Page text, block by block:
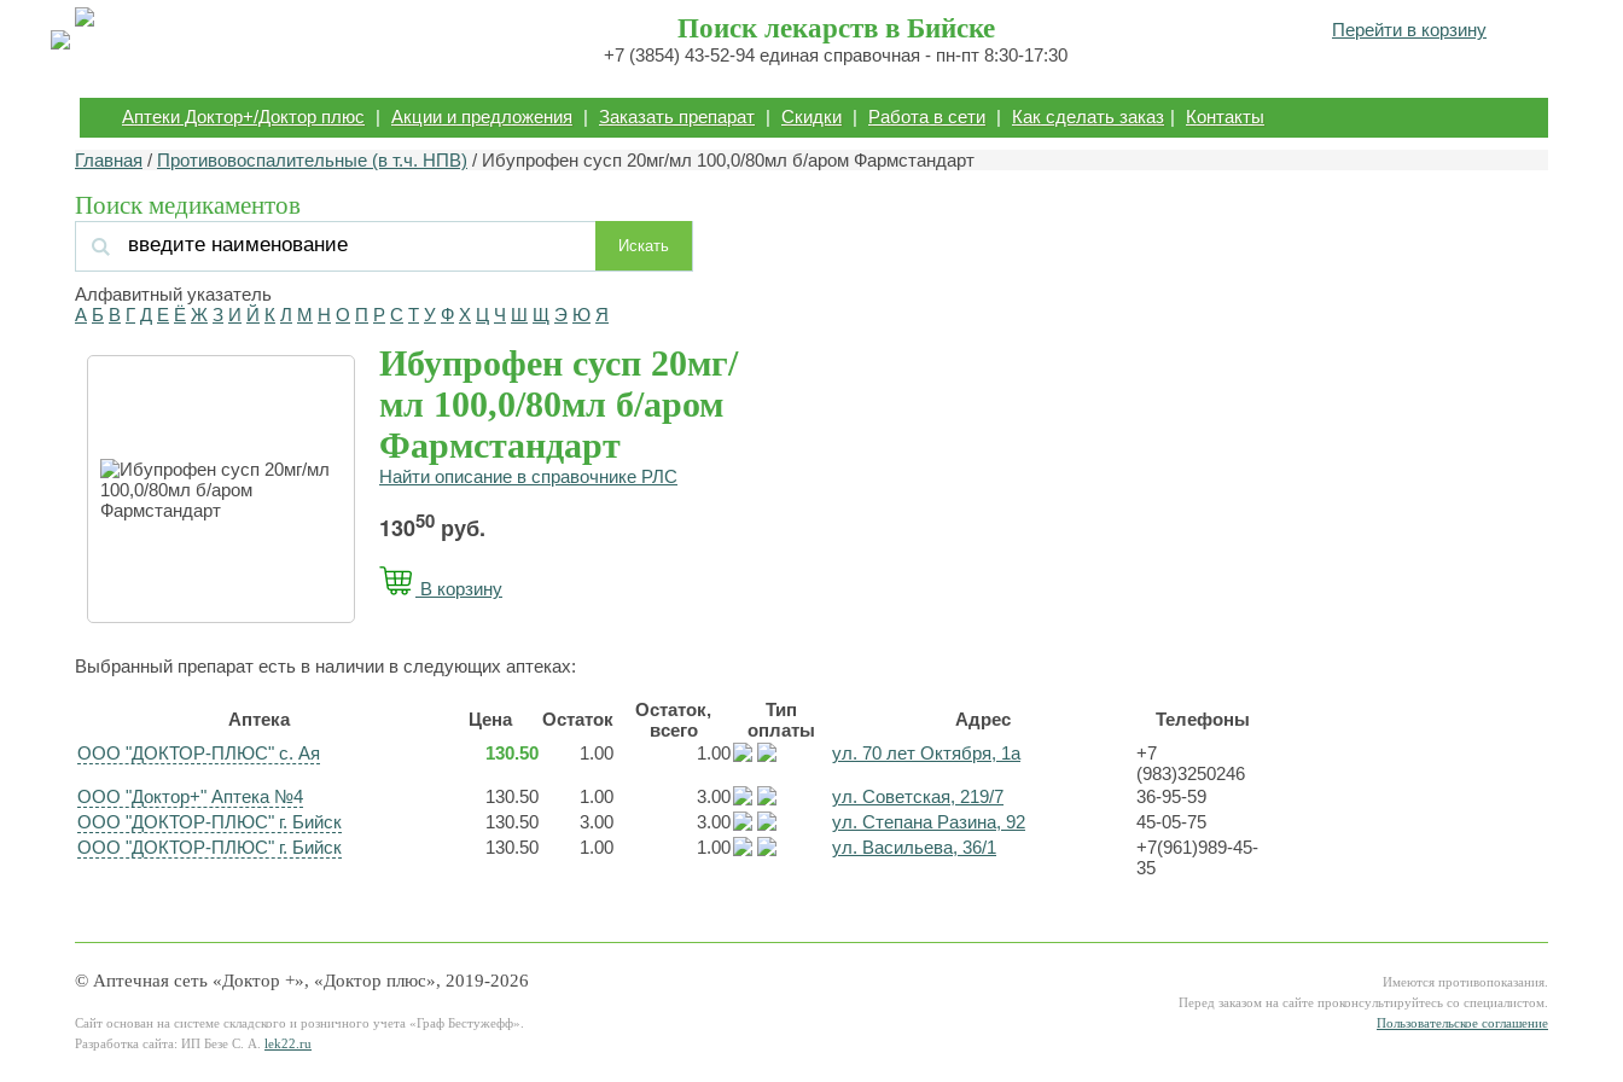
Поиск лекарств в Бийске
+7 (3854) 43-52-94 единая справочная - пн-пт 8:30-17:30
Перейти в корзину
Аптеки Доктор+/Доктор плюс | Акции и предложения | Заказать препарат | Скидки | Работа в сети | Как сделать заказ | Контакты
Главная / Противовоспалительные (в т.ч. НПВ) / Ибупрофен сусп 20мг/мл 100,0/80мл б/аром Фармстандарт
Поиск медикаментов
Искать
Алфавитный указатель
А Б В Г Д Е Ё Ж З И Й К Л М Н О П Р С Т У Ф Х Ц Ч Ш Щ Э Ю Я
Ибупрофен сусп 20мг/
мл 100,0/80мл б/аром
Фармстандарт
Найти описание в справочнике РЛС
13050 руб.
В корзину
Выбранный препарат есть в наличии в следующих аптеках:
Аптека Цена Остаток
Остаток,
всего
Тип
оплаты
Адрес
Телефоны
ООО "ДОКТОР-ПЛЮС" с. Ая
130.50 1.00 1.00 ул. 70 лет Октября, 1а
+7
(983)3250246
ООО "Доктор+" Аптека №4
130.50 1.00 3.00 ул. Советская, 219/7
36-95-59
ООО "ДОКТОР-ПЛЮС" г. Бийск
130.50 3.00 3.00 ул. Степана Разина, 92
45-05-75
ООО "ДОКТОР-ПЛЮС" г. Бийск
130.50 1.00 1.00 ул. Васильева, 36/1
+7(961)989-45-
35
© Аптечная сеть «Доктор +», «Доктор плюс», 2019-2026
Сайт основан на системе складского и розничного учета «Граф Бестужефф».
Разработка сайта: ИП Безе С. А. lek22.ru
Имеются противопоказания.
Перед заказом на сайте проконсультируйтесь со специалистом.
Пользовательское соглашение